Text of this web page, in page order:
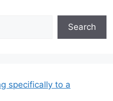
Search
specifically to a